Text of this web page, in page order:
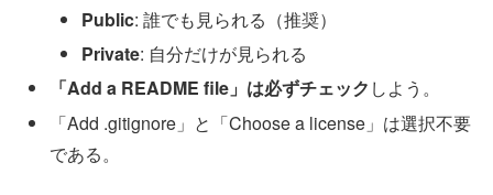
Public: 誰でも見られる（推奨）
Private: 自分だけが見られる
「Add a README file」は必ずチェック しよう。
「Add .gitignore」と「Choose a license」は選択不要
である。